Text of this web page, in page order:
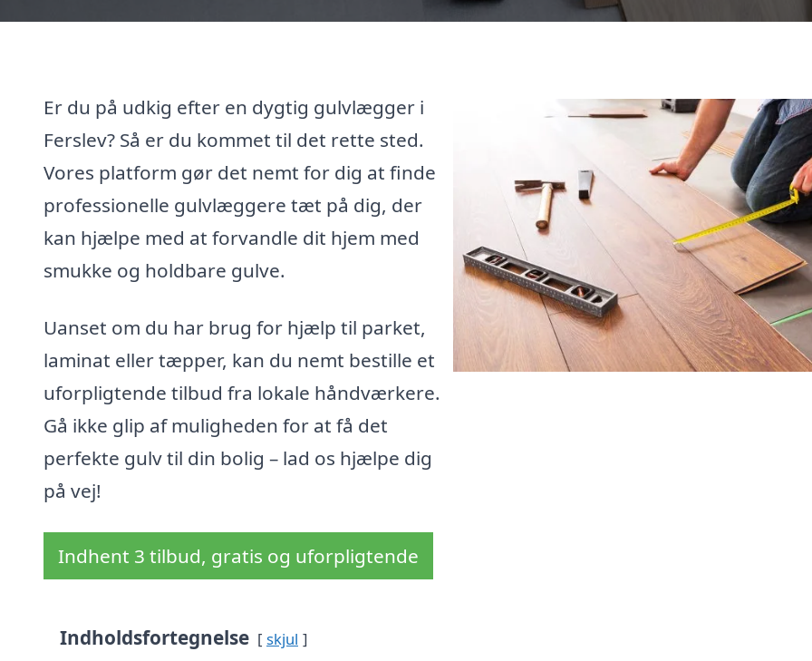
Er du på udkig efter en dygtig gulvlægger i
Ferslev? Så er du kommet til det rette sted.
Vores platform gør det nemt for dig at finde
professionelle gulvlæggere tæt på dig, der
kan hjælpe med at forvandle dit hjem med
smukke og holdbare gulve.
Uanset om du har brug for hjælp til parket,
laminat eller tæpper, kan du nemt bestille et
uforpligtende tilbud fra lokale håndværkere.
Gå ikke glip af muligheden for at få det
perfekte gulv til din bolig – lad os hjælpe dig
på vej!
Indhent 3 tilbud, gratis og uforpligtende
Indholdsfortegnelse skjul